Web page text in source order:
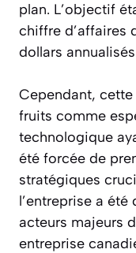
plan. L’objectif
chiffre d’affaires
dollars
Cependant, cette
fruits comme
technologique
été forcée de
stratégiques
l’entreprise a
acteurs majeurs
entreprise